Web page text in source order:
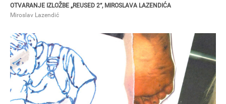
OTVARANJE IZLOŽBE „REUSED 2“, MIROSLAVA LAZENDIĆA
Miroslav Lazendić